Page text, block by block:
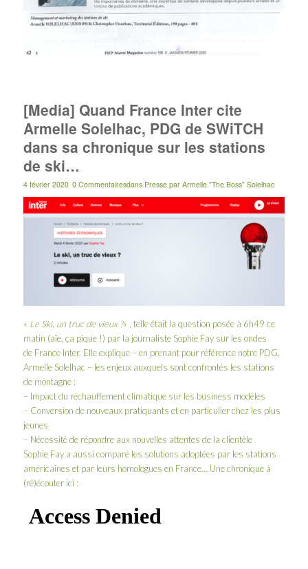
[Media] Quand France Inter cite
Armelle Solelhac, PDG de SWiTCH
dans sa chronique sur les stations
de ski…
4 février 2020 0 Commentairesdans Presse par Armelle "The Boss" Solelhac
« Le Ski, un truc de vieux ?« , telle était la question posée à 6h49 ce
matin (aïe, ça pique !) par la journaliste Sophie Faysur les ondes
de France Inter. Elle explique – en prenant pour référence notre PDG,
Armelle Solelhac – les enjeux auxquels sont confrontés les stations
de montagne :
– Impact du réchauffement climatique sur les business modèles
– Conversion de nouveaux pratiquants et en particulier chez les plus
jeunes
– Nécessité de répondre aux nouvelles attentes de la clientèle
Sophie Fay a aussi comparé les solutions adoptées par les stations
américaines et par leurs homologues en France… Une chronique à
(ré)écouter ici :